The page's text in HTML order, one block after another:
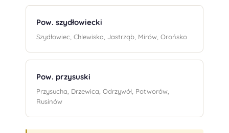
Pow. szydłowiecki
Szydłowiec, Chlewiska, Jastrząb, Mirów, Orońsko
Pow. przysuski
Przysucha, Drzewica, Odrzywół, Potworów,
Rusinów